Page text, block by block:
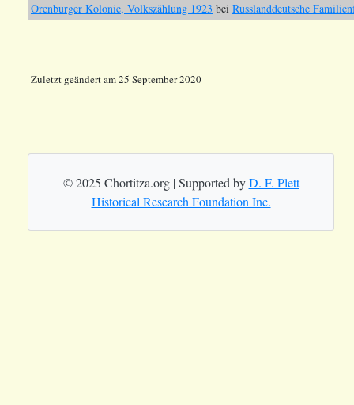
Orenburger Kolonie, Volkszählung 1923 bei Russlanddeutsche
Zuletzt geändert am 25 September 2020
© 2025 Chortitza.org | Supported byD. F. Plett
Historical Research Foundation Inc.